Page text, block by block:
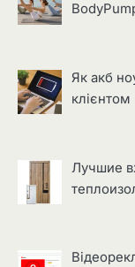
Як акб
клієнтом
Лучшие